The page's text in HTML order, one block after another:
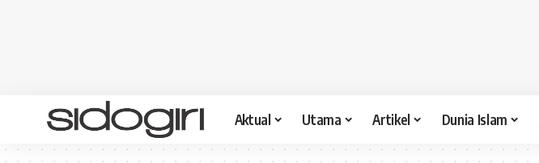
Aktual Utama Artikel Dunia Islam